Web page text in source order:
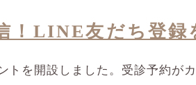
！LINE友だち登録
トを開設しました。受診予約が